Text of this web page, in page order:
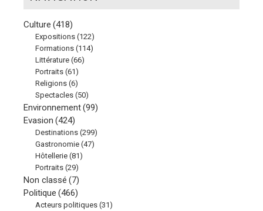
Culture (418)
Expositions (122)
Formations (114)
Littérature (66)
Portraits (61)
Religions (6)
Spectacles (50)
Environnement(99)
Evasion (424)
Destinations (299)
Gastronomie (47)
Hôtellerie (81)
Portraits (29)
Non classé (7)
Politique (466)
Acteurs politiques (31)